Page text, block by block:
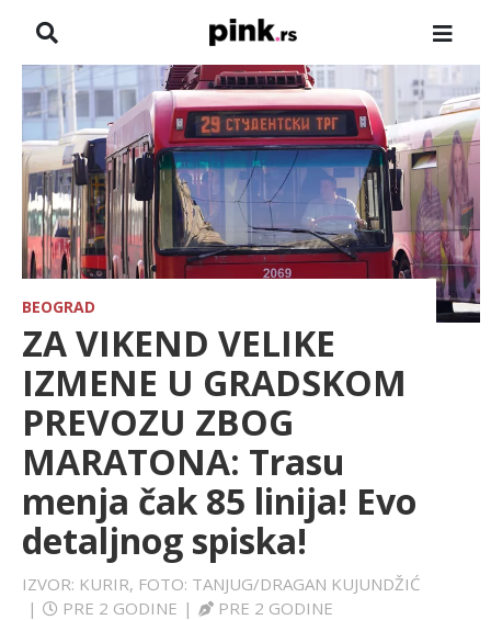
NASLOVNA
VESTI
ZADRUGA
SHOWBIZ
HRONIKA
FARMERI
TV
SPORT
LIFESTYLE
BEOGRAD
ZA VIKEND VELIKE
IZMENE U GRADSKOM
PREVOZU ZBOG
MARATONA: Trasu
menja čak 85 linija! Evo
detaljnog spiska!
IZVOR: KURIR, FOTO: TANJUG/DRAGAN KUJUNDŽIĆ
|
PRE 2 GODINE | PRE 2 GODINE